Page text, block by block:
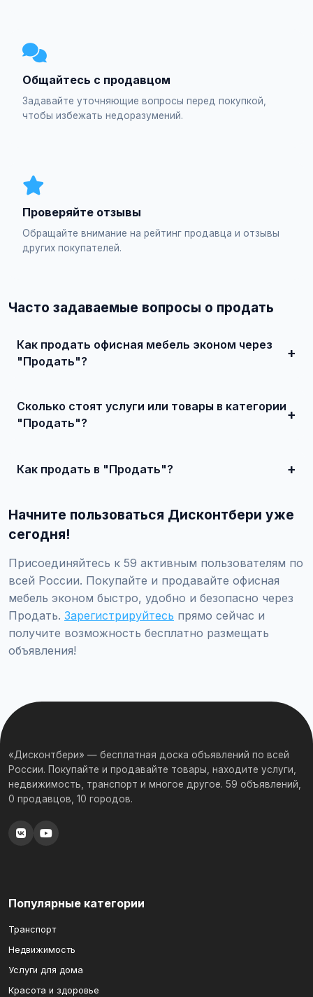
Общайтесь с продавцом
Задавайте уточняющие вопросы перед покупкой,
чтобы избежать недоразумений.
Проверяйте отзывы
Обращайте внимание на рейтинг продавца и отзывы
других покупателей.
Часто задаваемые вопросы о продать
Как продать офисная мебель эконом через
"Продать"?
и договоритесь о сделке.
Сколько стоят услуги или товары в категории
"Продать"?
Как продать в "Продать"?
Офисная мебель эконом / Продать", заполните форму и
опубликуйте. Первые объявления — бесплатно!
Начните пользоваться Дисконтбери уже
сегодня!
Присоединяйтесь к 59 активным пользователям по
всей России. Покупайте и продавайте офисная
мебель эконом быстро, удобно и безопасно через
Продать. Зарегистрируйтесь прямо сейчас и
получите возможность бесплатно размещать
объявления!
«Дисконтбери» — бесплатная доска объявлений по всей
России. Покупайте и продавайте товары, находите услуги,
недвижимость, транспорт и многое другое. 59 объявлений,
0 продавцов, 10 городов.
Популярные категории
Транспорт
Недвижимость
Услуги для дома
Красота и здоровье